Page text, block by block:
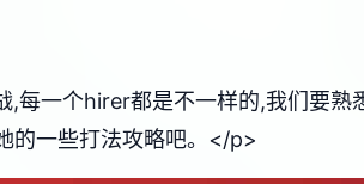
每一个hirer都是不一样的,我们要
的一些打法攻略吧。</p>